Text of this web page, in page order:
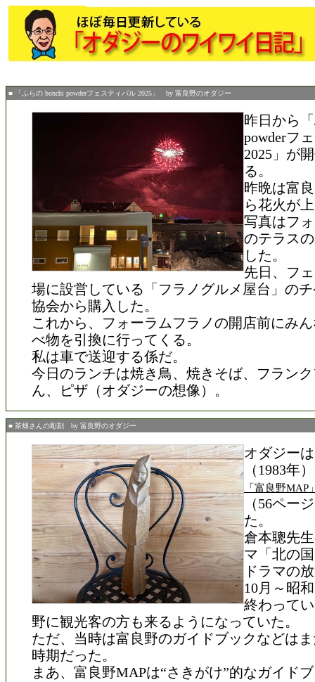
■ 「ふらの bonchi powderフェスティバル 2025」 by 富良野のオダジー
昨日から
powderフ
2025」が
る。
昨晩は富
ら花火が
写真はフ
のテラス
した。
先日、フ
場に設営している「フラノグルメ屋台」の
協会から購入した。
これから、フォーラムフラノの開店前にみ
べ物を引換に行ってくる。
私は車で送迎する係だ。
今日のランチは焼き鳥、焼きそば、フラン
ん、ピザ（オダジーの想像）。
■ 茶畑さんの彫刻 by 富良野のオダジー
オダジー
（1983年
「富良野MAP
（56ペー
た。
倉本聰先
マ「北の
ドラマの
10月～昭
終わって
野に観光客の方も来るようになっていた。
ただ、当時は富良野のガイドブックなどは
時期だった。
まあ、富良野MAPは“さきがけ”的なガイド